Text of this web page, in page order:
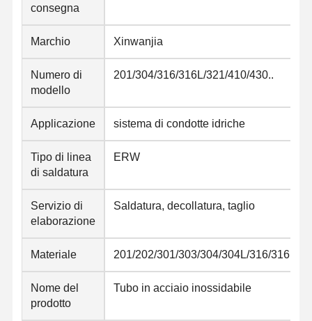
consegna
Marchio Xinwanjia
Numero di
modello
201/304/316/316L/321/410/430..
Applicazione sistema di condotte idriche
Tipo di linea
di saldatura
ERW
Servizio di
elaborazione
Saldatura, decollatura, taglio
Materiale 201/202/301/303/304/304L/316/316L/
Nome del
prodotto
Tubo in acciaio inossidabile